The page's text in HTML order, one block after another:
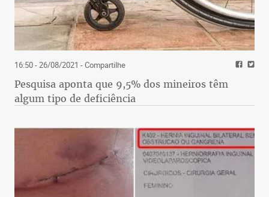
16:50 - 26/08/2021 - Compartilhe
Pesquisa aponta que 9,5% dos mineiros têm
algum tipo de deficiência